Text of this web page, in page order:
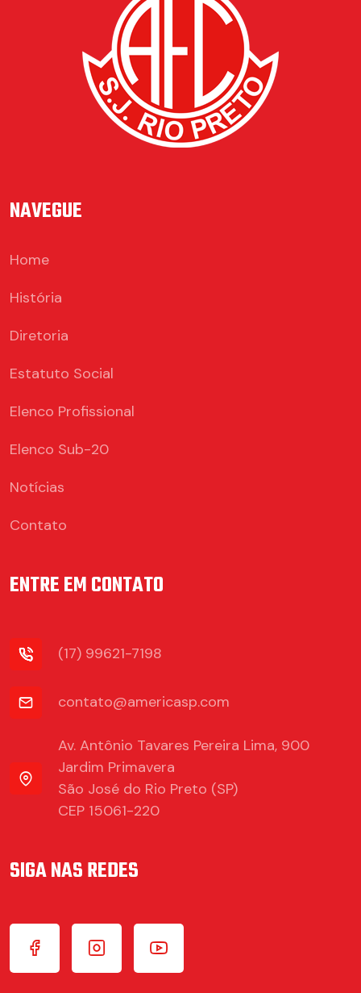
NAVEGUE
Home
História
Diretoria
Estatuto Social
Elenco Profissional
Elenco Sub-20
Notícias
Contato
ENTRE EM CONTATO
(17) 99621-7198
contato@americasp.com
Av. Antônio Tavares Pereira Lima, 900
Jardim Primavera
São José do Rio Preto (SP)
CEP 15061-220
SIGA NAS REDES